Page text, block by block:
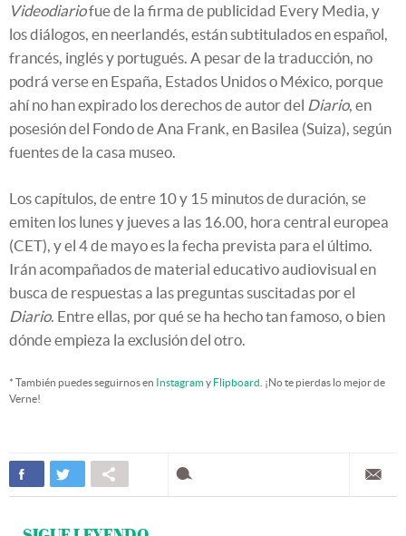
Videodiariofue de la firma de publicidad Every Media, y
los diálogos, en neerlandés, están subtitulados en español,
francés, inglés y portugués. A pesar de la traducción, no
podrá verse en España, Estados Unidos o México, porque
ahí no han expirado los derechos de autor del Diario, en
posesión del Fondo de Ana Frank, en Basilea (Suiza), según
fuentes de la casa museo.
Los capítulos, de entre 10 y 15 minutos de duración, se
emiten los lunes y jueves a las 16.00, hora central europea
(CET), y el 4 de mayo es la fecha prevista para el último.
Irán acompañados de material educativo audiovisual en
busca de respuestas a las preguntas suscitadas por el
Diario. Entre ellas, por qué se ha hecho tan famoso, o bien
dónde empieza la exclusión del otro.
* También puedes seguirnos en Instagramy Flipboard . ¡No te pierdas lo mejor de
Verne!